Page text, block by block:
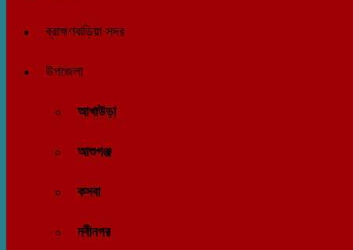
ব্রাহ্মণবাড়িয়া সদর
উপজেলা
আখাউড়া
আশুগঞ্জ
কসবা
নবীনগর